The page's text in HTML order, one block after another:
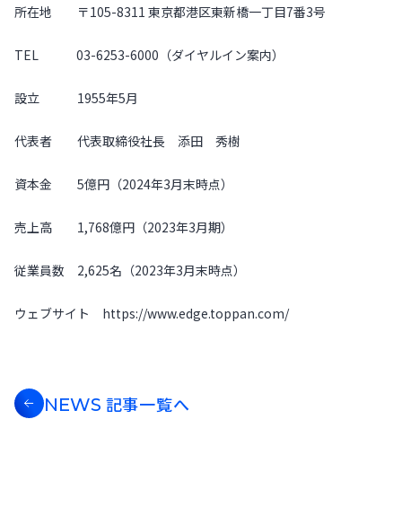
所在地 〒105-8311 東京都港区東新橋一丁目7番3号
TEL 03-6253-6000（ダイヤルイン案内）
設立 1955年5月
代表者 代表取締役社長 添田 秀樹
資本金 5億円（2024年3月末時点）
売上高 1,768億円（2023年3月期）
従業員数 2,625名（2023年3月末時点）
ウェブサイト https://www.edge.toppan.com/
NEWS 記事一覧へ